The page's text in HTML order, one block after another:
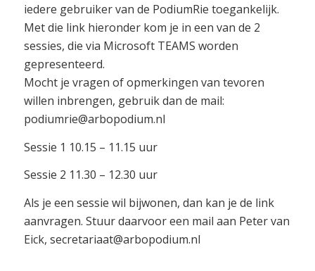
iedere gebruiker van de PodiumRie toegankelijk.
Met die link hieronder kom je in een van de 2
sessies, die via Microsoft TEAMS worden
gepresenteerd.
Mocht je vragen of opmerkingen van tevoren
willen inbrengen, gebruik dan de mail:
podiumrie@arbopodium.nl
Sessie 1 10.15 – 11.15 uur
Sessie 2 11.30 – 12.30 uur
Als je een sessie wil bijwonen, dan kan je de link
aanvragen. Stuur daarvoor een mail aan Peter van
Eick, secretariaat@arbopodium.nl